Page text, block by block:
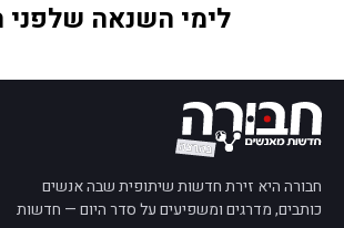
לימי השנאה
חבורה היא זירת חדשות שיתופית שבה אנשים
כותבים, מדרגים ומשפיעים על סדר היום — חדשות